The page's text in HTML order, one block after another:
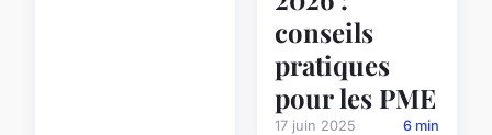
conseils
pratiques
pour les PME
17 juin 2025 6 min